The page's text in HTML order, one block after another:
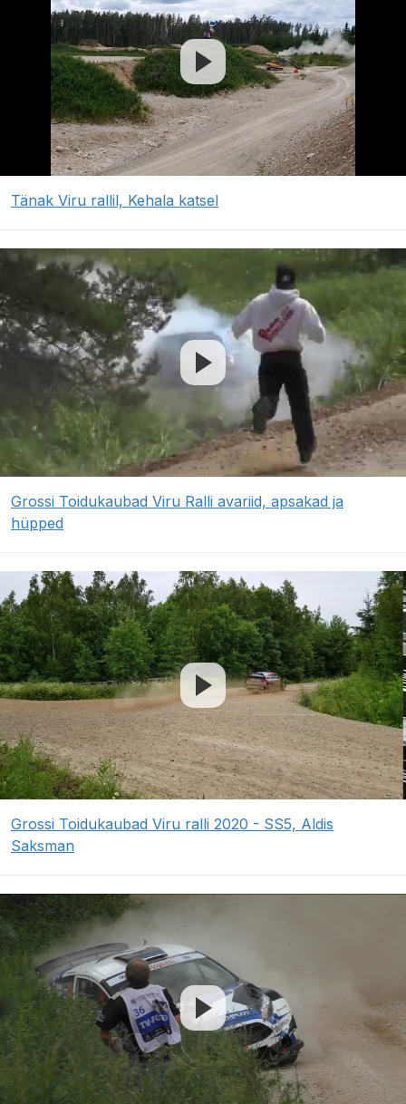
Tänak Viru rallil, Kehala katsel
Grossi Toidukaubad Viru Ralli avariid, apsakad ja
hüpped
Grossi Toidukaubad Viru ralli 2020 - SS5, Aldis
Saksman